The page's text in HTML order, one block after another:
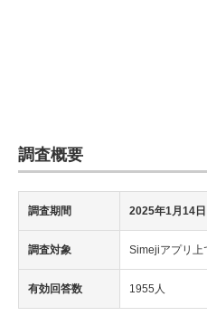
調査概要
調査期間 2025年1月14
調査対象 Simejiアプリ上
有効回答数 1955人